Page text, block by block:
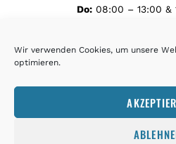
Wir verwenden Cookies, um unsere
optimieren.
Do:08:00 – 13:00 &